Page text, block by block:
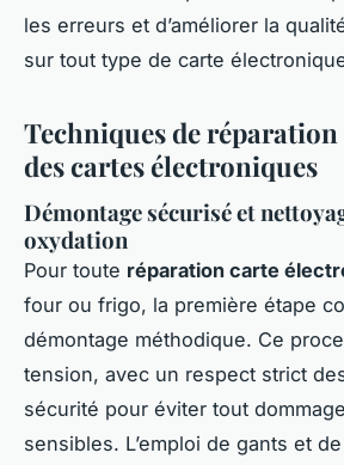
les erreurs et d’améliorer la
sur tout type de carte
Techniques de réparation
des cartes électroniques
Démontage sécurisé et
oxydation
Pour toute réparation carte
four ou frigo, la première étape
démontage méthodique. Ce
tension, avec un respect strict
sécurité pour éviter tout
sensibles. L’emploi de gants et